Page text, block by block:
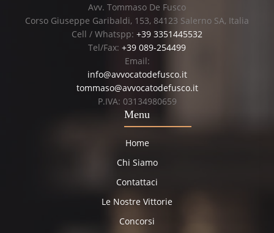
Avv. Tommaso De Fusco
Corso Giuseppe Garibaldi, 153, 84123 Salerno SA, Italia
Cell / Whatspp: +39 3351445532
Tel/Fax: +39 089-254499
Email:
info@avvocatodefusco.it
tommaso@avvocatodefusco.it
P.IVA: 03134980659
Menu
Home
Chi Siamo
Contattaci
Le Nostre Vittorie
Concorsi